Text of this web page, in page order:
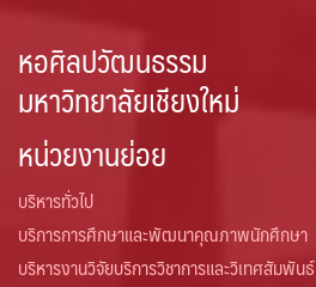
หอศิลปวัฒนธรรม
มหาวิทยาลัยเชียงใหม่
หน่วยงานย่อย
บริหารทั่วไป
บริการการศึกษาและพัฒนาคุณภาพนักศึกษา
บริหารงานวิจัยบริการวิชาการและวิเทศสัมพันธ์